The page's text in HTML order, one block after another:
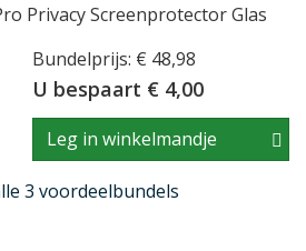
Privacy Screenprotector Glas
Bundelprijs: € 48,98
U bespaart € 4,00
Leg in winkelmandje
3 voordeelbundels